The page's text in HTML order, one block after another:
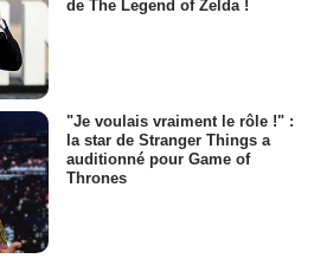
de The Legend of Zelda !
"Je voulais vraiment le rôle !" :
la star de Stranger Things a
auditionné pour Game of
Thrones